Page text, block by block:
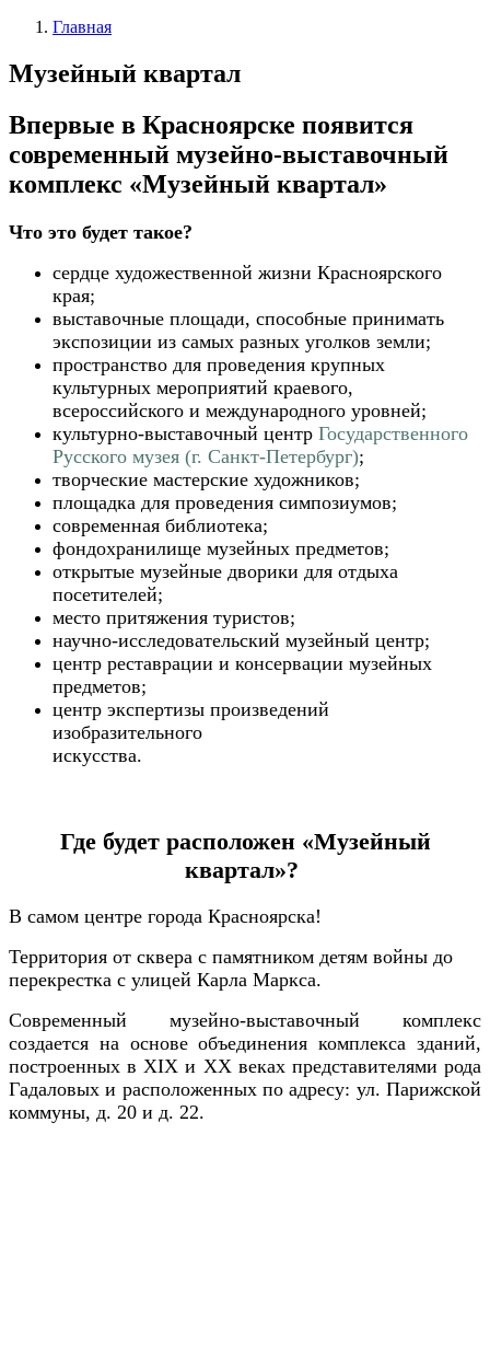
Главная
Музейный квартал
Впервые в Красноярске появится
современный музейно-выставочный
комплекс «Музейный квартал»
Что это будет такое?
сердце художественной жизни Красноярского
края;
выставочные площади, способные принимать
экспозиции из самых разных уголков земли;
пространство для проведения крупных
культурных мероприятий краевого,
всероссийского и международного уровней;
культурно-выставочный центр Государственного
Русского музея (г. Санкт-Петербург);
творческие мастерские художников;
площадка для проведения симпозиумов;
современная библиотека;
фондохранилище музейных предметов;
открытые музейные дворики для отдыха
посетителей;
место притяжения туристов;
научно-исследовательский музейный центр;
центр реставрации и консервации музейных
предметов;
центр экспертизы произведений
изобразительного
искусства.
Где будет расположен «Музейный
квартал»?
В самом центре города Красноярска!
Территория от сквера с памятником детям войны до
перекрестка с улицей Карла Маркса.
Современный музейно-выставочный комплекс
создается на основе объединения комплекса зданий,
построенных в XIX и ХХ веках представителями рода
Гадаловых и расположенных по адресу: ул. Парижской
коммуны, д. 20 и д. 22.